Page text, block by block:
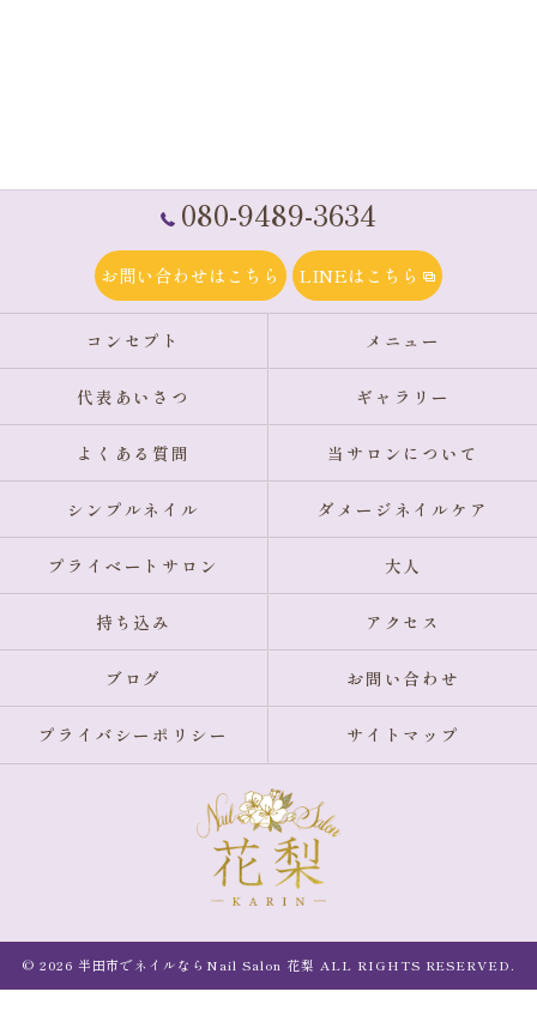
080-9489-3634
お問い合わせはこちら LINEはこちら
コンセプト メニュー
代表あいさつ ギャラリー
よくある質問 当サロンについて
シンプルネイル ダメージネイルケア
プライベートサロン 大人
持ち込み アクセス
ブログ お問い合わせ
プライバシーポリシー サイトマップ
© 2026 半田市でネイルならNail Salon 花梨 ALL RIGHTS RESERVED.